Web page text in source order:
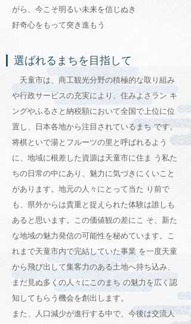
がら、今こそ明るい未来を信じぬき
好奇心をもって突き進もう
選ばれるまちを目指して
天童市は、商工観光分野の積極的な取り組み
や行政サービスの充実により、住みよさラン キ
ングやふるさと納税額において全国で上位に位
置し、日本各地から注目されているまち です。
将棋といで湯とフルーツの里と呼ばれるよう
に、地域に根差した資源は天童市に住ま う私た
ちの日常の中にあり、魅力に気づきにくいこと
があります。地元の人々にとって当た り前で
も、県外からは貴重と捉えられた体験は誰しも
あると思います。この価値観の差にこ そ、新た
な地域の魅力発信の可能性を秘めています。こ
れまで天童市内で完結していた事業 を一度天童
から飛び出して集客力のある土地へ持ち込み、
まだ見ぬ多くの人々にこのまち の魅力を広く認
知してもらう機会を創出します。
また、人口減少が進行する中で、今後は交流人